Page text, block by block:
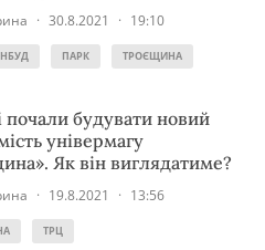
· 30.8.2021 · 19:10
ПАРК ТРОЄЩИНА
почали будувати новий
універмагу
Як він виглядатиме?
· 19.8.2021 · 13:56
ТРЦ